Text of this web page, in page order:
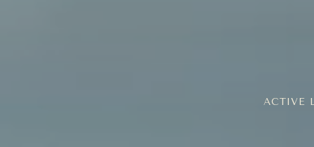
ACTIVE